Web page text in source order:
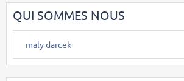
QUI SOMMES NOUS
maly darcek